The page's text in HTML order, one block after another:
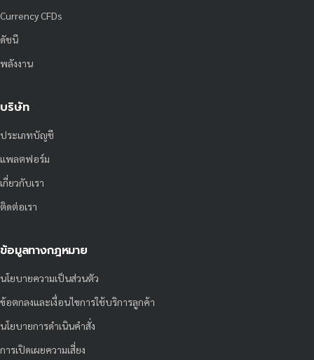
Currency CFDs
ดัชนี
พลังงาน
บริษัท
ประเภทบัญชี
แพลตฟอร์ม
เกี่ยวกับเรา
ติดต่อเรา
ข้อมูลทางกฎหมาย
นโยบายความเป็นส่วนตัว
ข้อตกลงและเงื่อนไขการใช้บริการลูกค้า
นโยบายการดำเนินคำสั่ง
การเปิดเผยความเสี่ยง